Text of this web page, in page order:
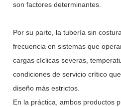
son factores determinantes.
Por su parte, la tubería sin
frecuencia en sistemas que
cargas cíclicas severas,
condiciones de servicio crítico
diseño más estrictos.
En la práctica, ambos productos